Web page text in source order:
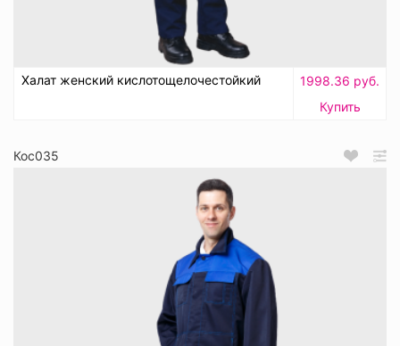
Халат женский кислотощелочестойкий
1998.36 руб.
Купить
Кос035